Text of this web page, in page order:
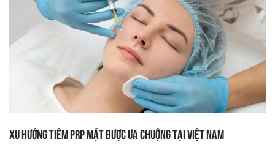
Xu hướng tiêm PRP mặt được ưa chuộng tại Việt Nam